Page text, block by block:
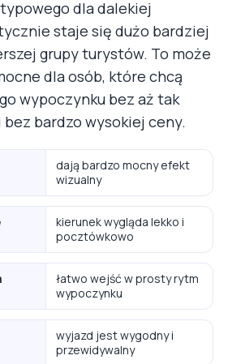
dla dalekiej
staje się dużo bardziej
grupy turystów. To może
dla osób, które chcą
wypoczynku bez aż tak
bardzo wysokiej ceny.
dają bardzo mocny efekt
wizualny
kierunek wygląda lekko i
pocztówkowo
łatwo wejść w prosty rytm
wypoczynku
wyjazd jest wygodny i
przewidywalny